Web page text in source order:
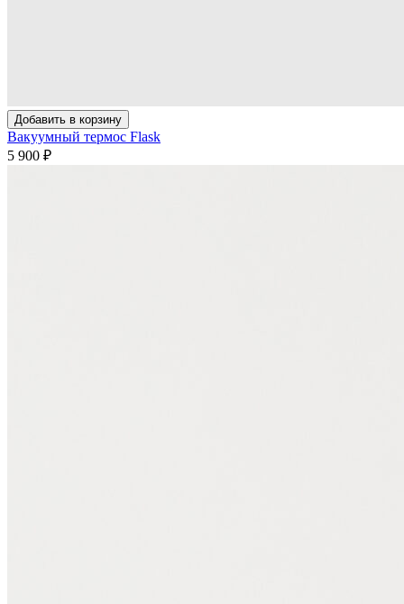
Добавить в корзину
Вакуумный термос Flask
5 900 ₽